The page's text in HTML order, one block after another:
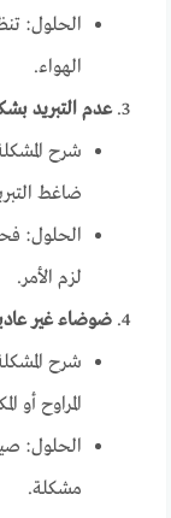
الحلول:
الهواء.
عدم التبريد
شرح
ضاغط
الحلول:
لزم الأمر.
ضوضاء غير
شرح
المراوح أو
الحلول:
مشكلة.